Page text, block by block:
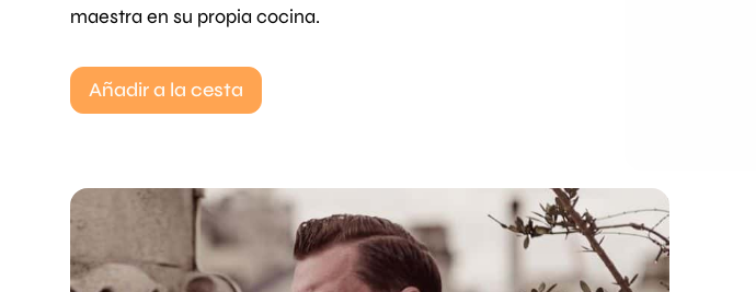
maestra en su propia cocina.
Añadir a la cesta